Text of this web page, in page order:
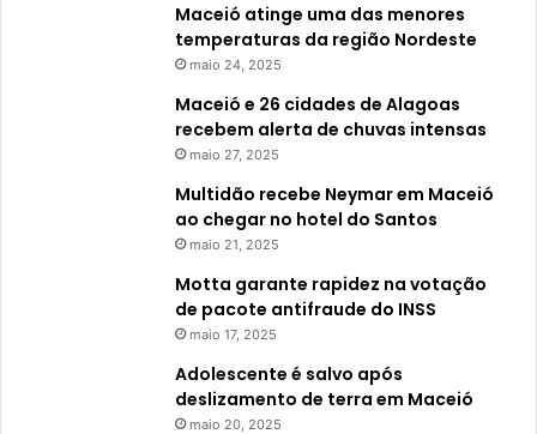
Maceió atinge uma das menores
temperaturas da região Nordeste
maio 24, 2025
Maceió e 26 cidades de Alagoas
recebem alerta de chuvas intensas
maio 27, 2025
Multidão recebe Neymar em Maceió
ao chegar no hotel do Santos
maio 21, 2025
Motta garante rapidez na votação
de pacote antifraude do INSS
maio 17, 2025
Adolescente é salvo após
deslizamento de terra em Maceió
maio 20, 2025